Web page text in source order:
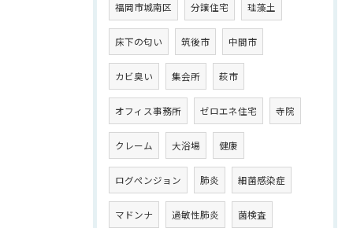
福岡市城南区 分譲住宅 珪藻土
床下の匂い 筑後市 中間市
カビ臭い 集会所 萩市
オフィス事務所 ゼロエネ住宅 寺院
クレーム 大浴場 健康
ログペンジョン 肺炎 細菌感染症
マドンナ 過敏性肺炎 菌検査